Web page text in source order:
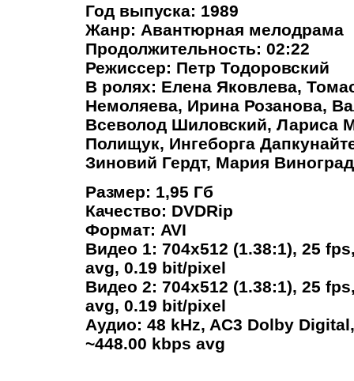
Год выпуска: 1989
Жанр: Авантюрная мелодрама
Продолжительность: 02:22
Режиссер: Петр Тодоровский
В ролях: Елена Яковлева,
Немоляева, Ирина Розанова,
Всеволод Шиловский, Лариса
Полищук, Ингеборга
Зиновий Гердт, Мария
Размер: 1,95 Гб
Качество: DVDRip
Формат: AVI
Видео 1: 704x512 (1.38:1), 25
avg, 0.19 bit/pixel
Видео 2: 704x512 (1.38:1), 25
avg, 0.19 bit/pixel
Аудио: 48 kHz, AC3 Dolby
~448.00 kbps avg